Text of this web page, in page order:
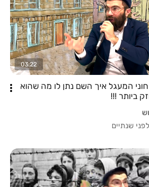
03:22
המעגל איך השם נתן לו מה שהוא
ביותר !!!
לפני שנתיים